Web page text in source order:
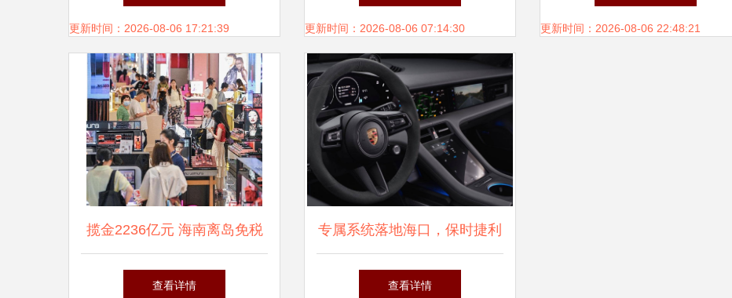
建立
更新时间：2026-08-06 17:21:39 系统集成服务
更新时间：2026-08-06 07:14:30 ——以海口信息系统集成服务
更新时间：2026-08-06 22:48:21
揽金2236亿元 海南离岛免税
政策十三年硕果累累，信息系
查看详情
专属系统落地海口，保时捷利
润锚定本土深耕的信息系统集
查看详情